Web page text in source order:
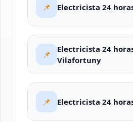
📌 Electricista 24
📌
Electricista 24
Vilafortuny
📌 Electricista 24